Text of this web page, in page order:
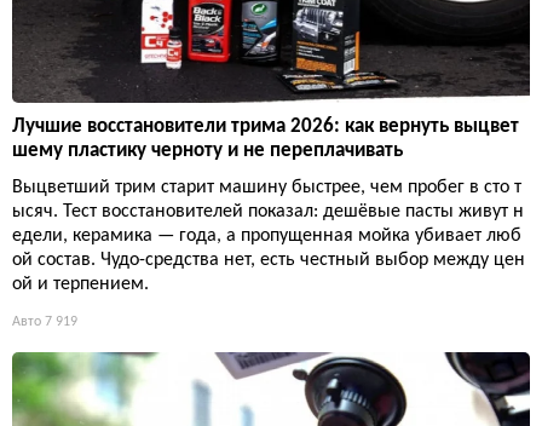
Лучшие восстановители трима 2026: как вернуть выцвет
шему пластику черноту и не переплачивать
Выцветший трим старит машину быстрее, чем пробег в сто т
ысяч. Тест восстановителей показал: дешёвые пасты живут н
едели, керамика — года, а пропущенная мойка убивает люб
ой состав. Чудо-средства нет, есть честный выбор между цен
ой и терпением.
Авто 7 919